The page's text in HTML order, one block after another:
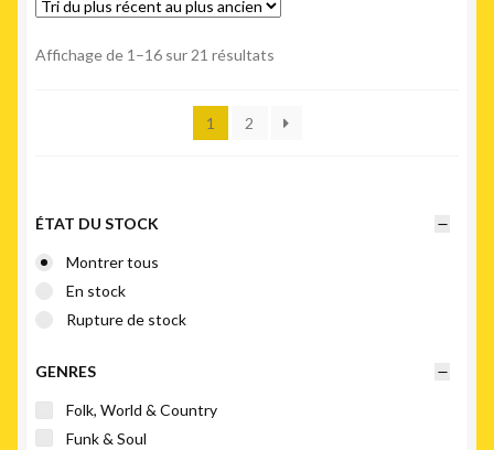
Affichage de 1–16 sur 21 résultats
récent
1 2
ÉTAT DU STOCK
Montrer tous
En stock
Rupture de stock
GENRES
Folk, World & Country
Funk & Soul